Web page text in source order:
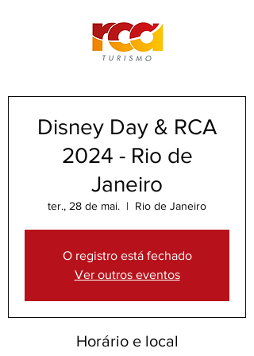
Disney Day & RCA
2024 - Rio de
Janeiro
ter., 28 de mai.
  |
Rio de Janeiro
O registro está fechado
Ver outros eventos
Horário e local